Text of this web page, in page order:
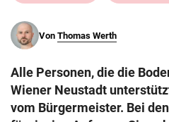
search
eingeben
Von Thomas Werth
Alle Personen, die die
Wiener Neustadt
vom Bürgermeister. Bei